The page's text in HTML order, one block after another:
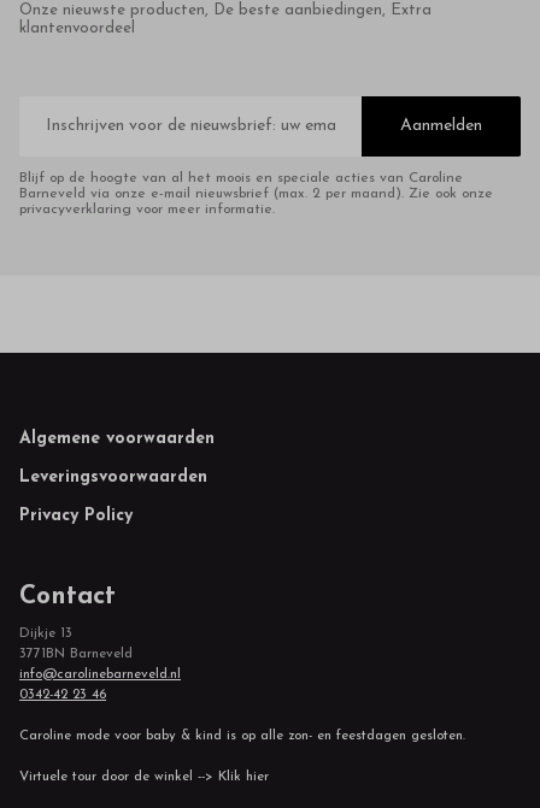
Onze nieuwste producten, De beste aanbiedingen, Extra
klantenvoordeel
mailadres
Aanmelden
Blijf op de hoogte van al het moois en speciale acties van Caroline
Barneveld via onze e-mail nieuwsbrief (max. 2 per maand). Zie ook onze
privacyverklaring voor meer informatie.
Footer
Algemene voorwaarden
Leveringsvoorwaarden
Privacy Policy
Contact
Dijkje 13
3771BN Barneveld
info@carolinebarneveld.nl
0342-42 23 46
Caroline mode voor baby & kind is op alle zon- en feestdagen gesloten.
Virtuele tour door de winkel --> Klik hier